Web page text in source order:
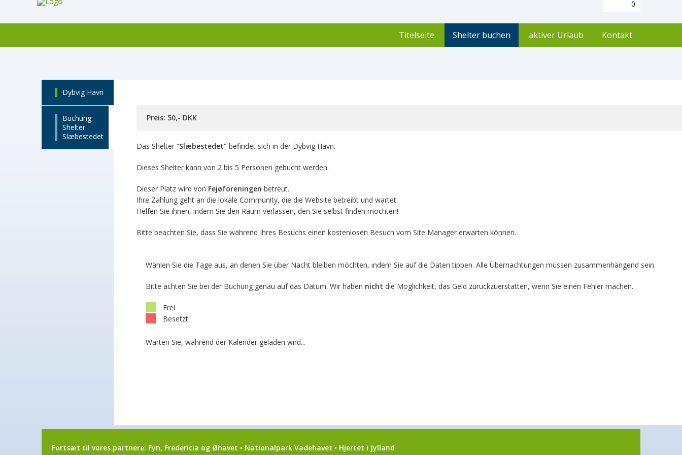
0
Titelseite Shelter buchen aktiver Urlaub Kontakt
Dybvig Havn
Buchung:
Shelter
Slæbestedet
Preis: 50,- DKK
Das Shelter “Slæbestedet” befindet sich in der Dybvig Havn.
Dieses Shelter kann von 2 bis 5 Personen gebucht werden.
Dieser Platz wird von Fejøforeningen betreut.
Ihre Zahlung geht an die lokale Community, die die Website betreibt und wartet.
Helfen Sie ihnen, indem Sie den Raum verlassen, den Sie selbst finden möchten!
Bitte beachten Sie, dass Sie während Ihres Besuchs einen kostenlosen Besuch vom Site Manager erwarten können.
Wählen Sie die Tage aus, an denen Sie über Nacht bleiben möchten, indem Sie auf die Daten tippen. Alle Übernachtungen müssen zusammenhängend sein.
Bitte achten Sie bei der Buchung genau auf das Datum. Wir haben nicht die Möglichkeit, das Geld zurückzuerstatten, wenn Sie einen Fehler machen.
Frei
Besetzt
Warten Sie, während der Kalender geladen wird...
Fortsæt til vores partnere: Fyn, Fredericia og Øhavet • Nationalpark Vadehavet • Hjertet i Jylland